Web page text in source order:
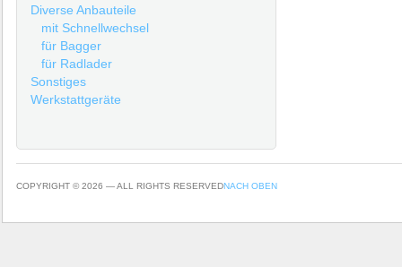
Diverse Anbauteile
mit Schnellwechsel
für Bagger
für Radlader
Sonstiges
Werkstattgeräte
COPYRIGHT © 2026 — ALL RIGHTS RESERVEDNACH OBEN